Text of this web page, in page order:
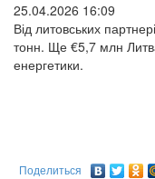
25.04.2026 16:09
Від литовських
тонн. Ще €5,7 млн
енергетики.
Поделиться